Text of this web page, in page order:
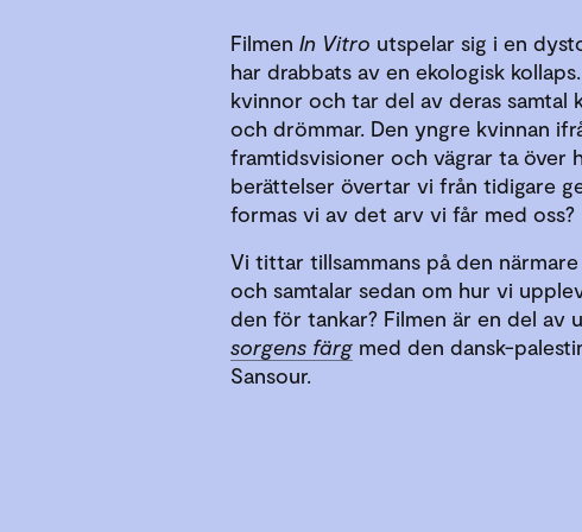
Filmen In Vitro utspelar sig i en
har drabbats av en ekologisk
kvinnor och tar del av deras samtal
och drömmar. Den yngre kvinnan
framtidsvisioner och vägrar ta över
berättelser övertar vi från tidigare
formas vi av det arv vi får med oss?
Vi tittar tillsammans på den
och samtalar sedan om hur vi
den för tankar? Filmen är en del av
sorgens färg med den dansk-
Sansour.